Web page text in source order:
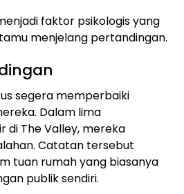
faktor psikologis yang
menjelang pertandingan.
segera memperbaiki
Dalam lima
di The Valley, mereka
Catatan tersebut
tuan rumah yang biasanya
publik sendiri.